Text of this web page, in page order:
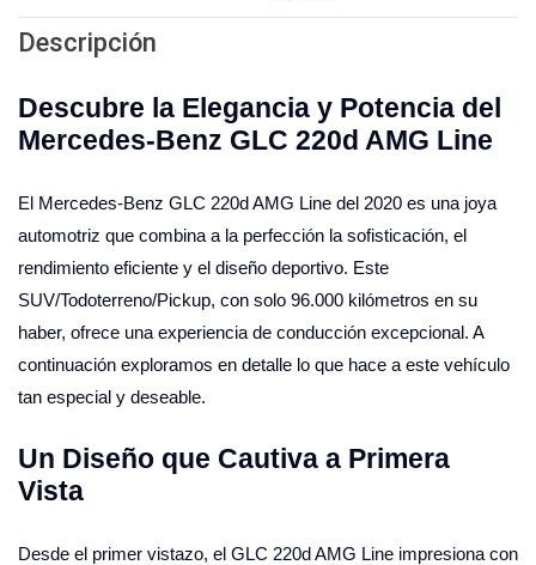
Descripción
Descubre la Elegancia y Potencia del
Mercedes-Benz GLC 220d AMG Line
El Mercedes-Benz GLC 220d AMG Line del 2020 es una joya
automotriz que combina a la perfección la sofisticación, el
rendimiento eficiente y el diseño deportivo. Este
SUV/Todoterreno/Pickup, con solo 96.000 kilómetros en su
haber, ofrece una experiencia de conducción excepcional. A
continuación exploramos en detalle lo que hace a este vehículo
tan especial y deseable.
Un Diseño que Cautiva a Primera
Vista
Desde el primer vistazo, el GLC 220d AMG Line impresiona con